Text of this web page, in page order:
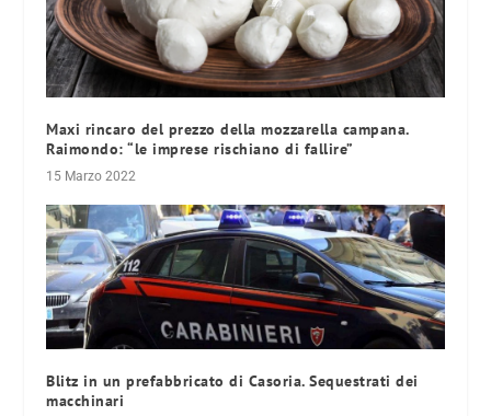
Maxi rincaro del prezzo della mozzarella campana.
Raimondo: “le imprese rischiano di fallire”
15 Marzo 2022
Blitz in un prefabbricato di Casoria. Sequestrati dei
macchinari